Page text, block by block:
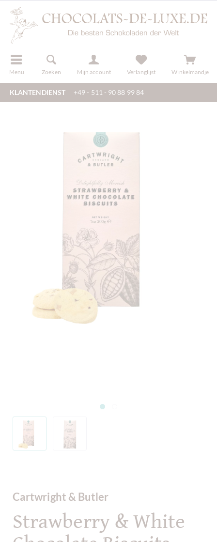
Menu Zoeken Mijn account
registreren Verlanglijst Winkelmandje
KLANTENDIENST +49 - 511 - 90 88 99 84
Cartwright & Butler
Strawberry & White